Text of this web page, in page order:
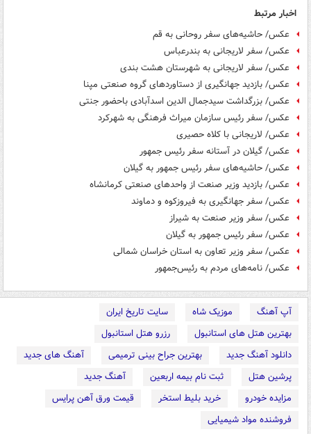
اخبار مرتبط
عکس/ حاشیه‌های سفر روحانی به قم
عکس/ سفر لاریجانی به بندرعباس
عکس/ سفر لاریجانی به شهرستان هشت بندی
عکس/ بازدید جهانگیری از دستاوردهای گروه صنعتی مپنا
عکس/ بزرگداشت سیدجمال الدین اسدآبادی باحضور جنتی
عکس/ سفر رئیس سازمان میراث فرهنگی به شهرکرد
عکس/ لاریجانی با کلاه حصیری
عکس/ گیلان در آستانه سفر رئیس جمهور
عکس/ حاشیه‌های سفر رئیس جمهور به گیلان
عکس/ بازدید وزیر صنعت از واحدهای صنعتی کرمانشاه
عکس/ سفر جهانگیری به فیروزکوه و دماوند
عکس/ سفر وزیر صنعت به شیراز
عکس/ سفر رئیس جمهور به گیلان
عکس/ سفر وزیر تعاون به استان خراسان شمالی
عکس/ نامه‌های مردم به رئیس‌جمهور
آپ آهنگ موزیک شاه
سایت تاریخ ایران
بهترین هتل های استانبول
رزرو هتل استانبول
دانلود آهنگ جدید
بهترین جراح بینی ترمیمی
آهنگ های جدید
پرشین هتل
ثبت نام بیمه اربعین
آهنگ جدید
مزایده خودرو
خرید بلیط استخر
قیمت ورق آهن پرایس
فروشنده مواد شیمیایی